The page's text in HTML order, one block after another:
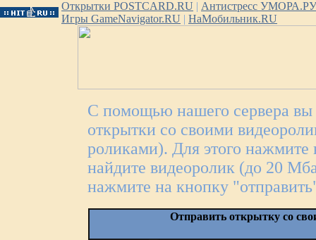
Открытки POSTCARD.RU | Антистресс УМОРА.РУ
Игры GameNavigator.RU | НаМобильник.RU
С помощью нашего сервера вы
открытки со своими
роликами). Для этого
найдите видеоролик (до 20
нажмите на кнопку
Отправить открытку со